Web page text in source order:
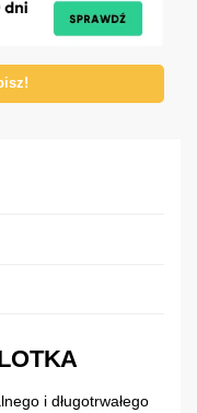
i długotrwałego